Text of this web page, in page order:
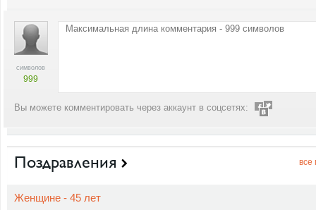
символов
999
Вы можете комментировать через аккаунт в соцсетях:
Поздравления все
Женщине - 45 лет